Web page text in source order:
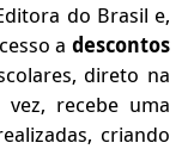
do Brasil e,
a descontos
direto na
recebe uma
criando